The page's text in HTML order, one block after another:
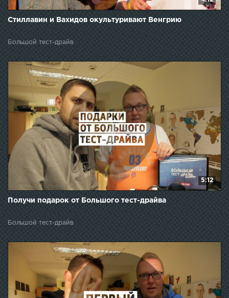
Стиллавин и Вахидов окультуривают Венгрию
Большой тест-драйв
5:12
Получи подарок от Большого тест-драйва
Большой тест-драйв